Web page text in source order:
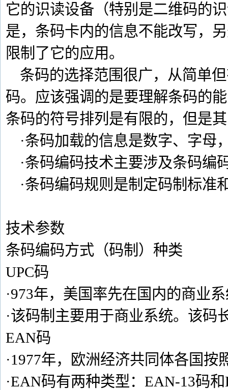
它的识读设备（特别是二维码的
是，条码卡内的信息不能改写，
限制了它的应用。
条码的选择范围很广，从简单
码。应该强调的是要理解条码的
条码的符号排列是有限的，但是
·条码加载的信息是数字、字母
·条码编码技术主要涉及条码编
·条码编码规则是制定码制标准
技术参数
条码编码方式（码制）种类
UPC码
·973年，美国率先在国内的商业
·该码制主要用于商业系统。该码
EAN码
·1977年，欧洲经济共同体各国
·EAN码有两种类型：EAN-13码